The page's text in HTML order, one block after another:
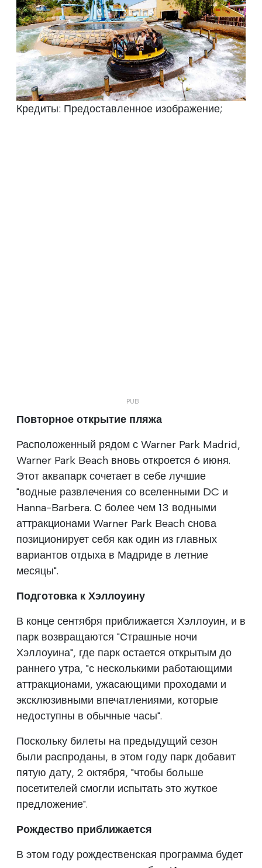
Кредиты: Предоставленное изображение;
Повторное открытие пляжа
Расположенный рядом с Warner Park Madrid,
Warner Park Beach вновь откроется 6 июня.
Этот аквапарк сочетает в себе лучшие
"водные развлечения со вселенными DC и
Hanna-Barbera. С более чем 13 водными
аттракционами Warner Park Beach снова
позиционирует себя как один из главных
вариантов отдыха в Мадриде в летние
месяцы".
Подготовка к Хэллоуину
В конце сентября приближается Хэллоуин, и в
парк возвращаются "Страшные ночи
Хэллоуина", где парк остается открытым до
раннего утра, "с несколькими работающими
аттракционами, ужасающими проходами и
эксклюзивными впечатлениями, которые
недоступны в обычные часы".
Поскольку билеты на предыдущий сезон
были распроданы, в этом году парк добавит
пятую дату, 2 октября, "чтобы больше
посетителей смогли испытать это жуткое
предложение".
Рождество приближается
В этом году рождественская программа будет